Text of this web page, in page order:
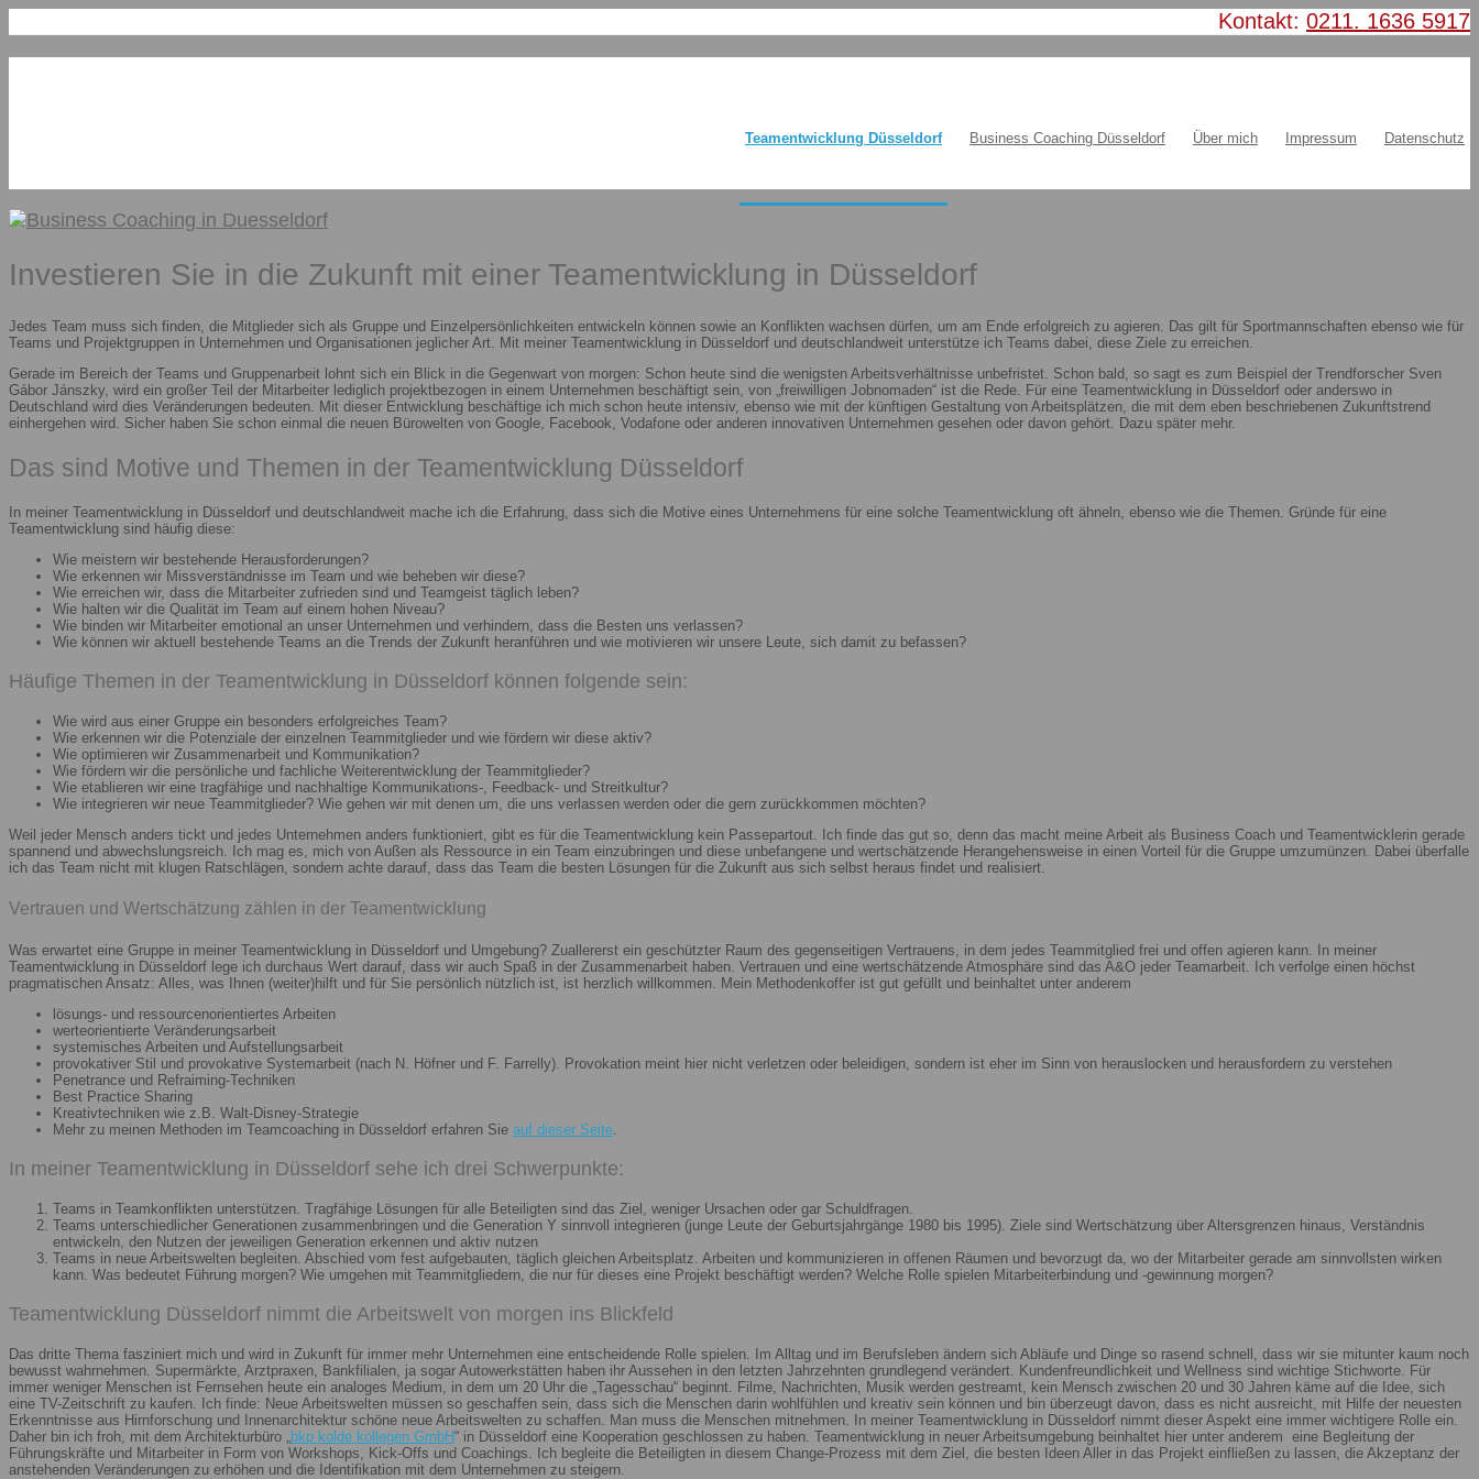
Kontakt: 0211. 1636 5917
Teamentwicklung Düsseldorf Business Coaching Düsseldorf Über mich Impressum Datenschutz
Investieren Sie in die Zukunft mit einer Teamentwicklung in Düsseldorf
Jedes Team muss sich finden, die Mitglieder sich als Gruppe und Einzelpersönlichkeiten entwickeln können sowie an Konflikten wachsen dürfen, um am Ende erfolgreich zu agieren. Das gilt für Sportmannschaften ebenso wie für
Teams und Projektgruppen in Unternehmen und Organisationen jeglicher Art. Mit meiner Teamentwicklung in Düsseldorf und deutschlandweit unterstütze ich Teams dabei, diese Ziele zu erreichen.
Gerade im Bereich der Teams und Gruppenarbeit lohnt sich ein Blick in die Gegenwart von morgen: Schon heute sind die wenigsten Arbeitsverhältnisse unbefristet. Schon bald, so sagt es zum Beispiel der Trendforscher Sven
Gábor Jánszky, wird ein großer Teil der Mitarbeiter lediglich projektbezogen in einem Unternehmen beschäftigt sein, von „freiwilligen Jobnomaden“ ist die Rede. Für eine Teamentwicklung in Düsseldorf oder anderswo in
Deutschland wird dies Veränderungen bedeuten. Mit dieser Entwicklung beschäftige ich mich schon heute intensiv, ebenso wie mit der künftigen Gestaltung von Arbeitsplätzen, die mit dem eben beschriebenen Zukunftstrend
einhergehen wird. Sicher haben Sie schon einmal die neuen Bürowelten von Google, Facebook, Vodafone oder anderen innovativen Unternehmen gesehen oder davon gehört. Dazu später mehr.
Das sind Motive und Themen in der Teamentwicklung Düsseldorf
In meiner Teamentwicklung in Düsseldorf und deutschlandweit mache ich die Erfahrung, dass sich die Motive eines Unternehmens für eine solche Teamentwicklung oft ähneln, ebenso wie die Themen. Gründe für eine
Teamentwicklung sind häufig diese:
Wie meistern wir bestehende Herausforderungen?
Wie erkennen wir Missverständnisse im Team und wie beheben wir diese?
Wie erreichen wir, dass die Mitarbeiter zufrieden sind und Teamgeist täglich leben?
Wie halten wir die Qualität im Team auf einem hohen Niveau?
Wie binden wir Mitarbeiter emotional an unser Unternehmen und verhindern, dass die Besten uns verlassen?
Wie können wir aktuell bestehende Teams an die Trends der Zukunft heranführen und wie motivieren wir unsere Leute, sich damit zu befassen?
Häufige Themen in der Teamentwicklung in Düsseldorf können folgende sein:
Wie wird aus einer Gruppe ein besonders erfolgreiches Team?
Wie erkennen wir die Potenziale der einzelnen Teammitglieder und wie fördern wir diese aktiv?
Wie optimieren wir Zusammenarbeit und Kommunikation?
Wie fördern wir die persönliche und fachliche Weiterentwicklung der Teammitglieder?
Wie etablieren wir eine tragfähige und nachhaltige Kommunikations-, Feedback- und Streitkultur?
Wie integrieren wir neue Teammitglieder? Wie gehen wir mit denen um, die uns verlassen werden oder die gern zurückkommen möchten?
Weil jeder Mensch anders tickt und jedes Unternehmen anders funktioniert, gibt es für die Teamentwicklung kein Passepartout. Ich finde das gut so, denn das macht meine Arbeit als Business Coach und Teamentwicklerin gerade
spannend und abwechslungsreich. Ich mag es, mich von Außen als Ressource in ein Team einzubringen und diese unbefangene und wertschätzende Herangehensweise in einen Vorteil für die Gruppe umzumünzen. Dabei überfalle
ich das Team nicht mit klugen Ratschlägen, sondern achte darauf, dass das Team die besten Lösungen für die Zukunft aus sich selbst heraus findet und realisiert.
Vertrauen und Wertschätzung zählen in der Teamentwicklung
Was erwartet eine Gruppe in meiner Teamentwicklung in Düsseldorf und Umgebung? Zuallererst ein geschützter Raum des gegenseitigen Vertrauens, in dem jedes Teammitglied frei und offen agieren kann. In meiner
Teamentwicklung in Düsseldorf lege ich durchaus Wert darauf, dass wir auch Spaß in der Zusammenarbeit haben. Vertrauen und eine wertschätzende Atmosphäre sind das A&O jeder Teamarbeit. Ich verfolge einen höchst
pragmatischen Ansatz: Alles, was Ihnen (weiter)hilft und für Sie persönlich nützlich ist, ist herzlich willkommen. Mein Methodenkoffer ist gut gefüllt und beinhaltet unter anderem
lösungs- und ressourcenorientiertes Arbeiten
werteorientierte Veränderungsarbeit
systemisches Arbeiten und Aufstellungsarbeit
provokativer Stil und provokative Systemarbeit (nach N. Höfner und F. Farrelly). Provokation meint hier nicht verletzen oder beleidigen, sondern ist eher im Sinn von herauslocken und herausfordern zu verstehen
Penetrance und Refraiming-Techniken
Best Practice Sharing
Kreativtechniken wie z.B. Walt-Disney-Strategie
Mehr zu meinen Methoden im Teamcoaching in Düsseldorf erfahren Sie auf dieser Seite.
In meiner Teamentwicklung in Düsseldorf sehe ich drei Schwerpunkte:
Teams in Teamkonflikten unterstützen. Tragfähige Lösungen für alle Beteiligten sind das Ziel, weniger Ursachen oder gar Schuldfragen.
Teams unterschiedlicher Generationen zusammenbringen und die Generation Y sinnvoll integrieren (junge Leute der Geburtsjahrgänge 1980 bis 1995). Ziele sind Wertschätzung über Altersgrenzen hinaus, Verständnis
entwickeln, den Nutzen der jeweiligen Generation erkennen und aktiv nutzen
Teams in neue Arbeitswelten begleiten. Abschied vom fest aufgebauten, täglich gleichen Arbeitsplatz. Arbeiten und kommunizieren in offenen Räumen und bevorzugt da, wo der Mitarbeiter gerade am sinnvollsten wirken
kann. Was bedeutet Führung morgen? Wie umgehen mit Teammitgliedern, die nur für dieses eine Projekt beschäftigt werden? Welche Rolle spielen Mitarbeiterbindung und -gewinnung morgen?
Teamentwicklung Düsseldorf nimmt die Arbeitswelt von morgen ins Blickfeld
Das dritte Thema fasziniert mich und wird in Zukunft für immer mehr Unternehmen eine entscheidende Rolle spielen. Im Alltag und im Berufsleben ändern sich Abläufe und Dinge so rasend schnell, dass wir sie mitunter kaum noch
bewusst wahrnehmen. Supermärkte, Arztpraxen, Bankfilialen, ja sogar Autowerkstätten haben ihr Aussehen in den letzten Jahrzehnten grundlegend verändert. Kundenfreundlichkeit und Wellness sind wichtige Stichworte. Für
immer weniger Menschen ist Fernsehen heute ein analoges Medium, in dem um 20 Uhr die „Tagesschau“ beginnt. Filme, Nachrichten, Musik werden gestreamt, kein Mensch zwischen 20 und 30 Jahren käme auf die Idee, sich
eine TV-Zeitschrift zu kaufen. Ich finde: Neue Arbeitswelten müssen so geschaffen sein, dass sich die Menschen darin wohlfühlen und kreativ sein können und bin überzeugt davon, dass es nicht ausreicht, mit Hilfe der neuesten
Erkenntnisse aus Hirnforschung und Innenarchitektur schöne neue Arbeitswelten zu schaffen. Man muss die Menschen mitnehmen. In meiner Teamentwicklung in Düsseldorf nimmt dieser Aspekt eine immer wichtigere Rolle ein.
Daher bin ich froh, mit dem Architekturbüro „bkp kolde kollegen GmbH“ in Düsseldorf eine Kooperation geschlossen zu haben. Teamentwicklung in neuer Arbeitsumgebung beinhaltet hier unter anderem eine Begleitung der
Führungskräfte und Mitarbeiter in Form von Workshops, Kick-Offs und Coachings. Ich begleite die Beteiligten in diesem Change-Prozess mit dem Ziel, die besten Ideen Aller in das Projekt einfließen zu lassen, die Akzeptanz der
anstehenden Veränderungen zu erhöhen und die Identifikation mit dem Unternehmen zu steigern.